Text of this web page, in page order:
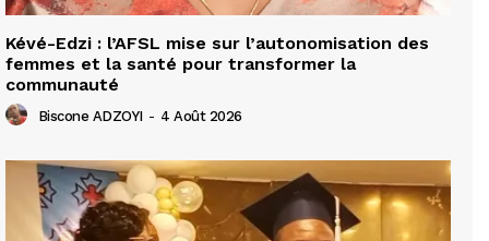
Kévé-Edzi : l’AFSL mise sur l’autonomisation des
femmes et la santé pour transformer la
communauté
Biscone ADZOYI - 4 Août 2026